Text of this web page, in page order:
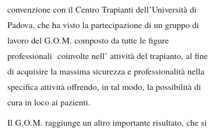
convenzione con il Centro Trapianti dell’Università di
Padova, che ha visto la partecipazione di un gruppo di
lavoro del G.O.M. composto da tutte le figure
professionali coinvolte nell’ attività del trapianto, al fine
di acquisire la massima sicurezza e professionalità nella
specifica attività offrendo, in tal modo, la possibilità di
cura in loco ai pazienti.
Il G.O.M. raggiunge un altro importante risultato, che si